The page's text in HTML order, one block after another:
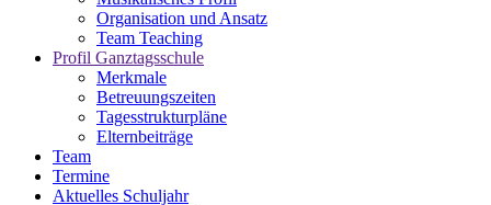
Organisation und Ansatz
Team Teaching
Profil Ganztagsschule
Merkmale
Betreuungszeiten
Tagesstrukturpläne
Elternbeiträge
Team
Termine
Aktuelles Schuljahr